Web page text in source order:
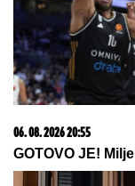
06. 08. 2026 07:08
Evo u kojim